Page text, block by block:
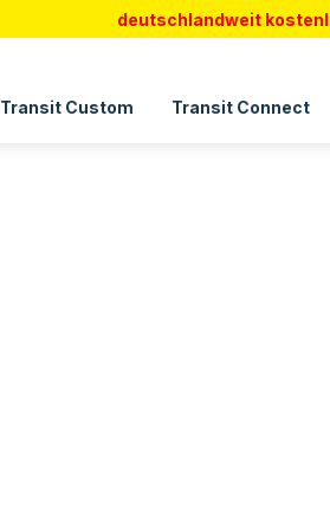
deutschlandweit
Transit Custom Transit Connect